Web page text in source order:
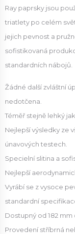
Ray paprsky jsou
triatlety po celém
jejich pevnost a
sofistikovaná
standardních nábojů.
Žádné další zvláštní
nedotčena.
Téměř stejně lehký
Nejlepší výsledky ze
únavových testech.
Specielní slitina a
Nejlepší
Vyrábí se z vysoce
standardní
Dostupný od 182 mm
Provedení stříbrná